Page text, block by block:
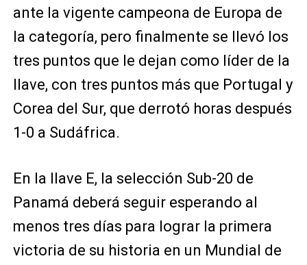
ante la vigente campeona de Europa de
la categoría, pero finalmente se llevó los
tres puntos que le dejan como líder de la
llave, con tres puntos más que Portugal y
Corea del Sur, que derrotó horas después
1-0 a Sudáfrica.
En la llave E, la selección Sub-20 de
Panamá deberá seguir esperando al
menos tres días para lograr la primera
victoria de su historia en un Mundial de